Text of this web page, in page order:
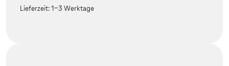
Lieferzeit:1-3 Werktage